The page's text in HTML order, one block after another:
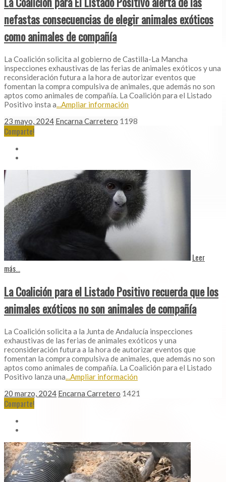
nefastas consecuencias de elegir animales exóticos
como animales de compañía
La Coalición solicita al gobierno de Castilla-La Mancha
inspecciones exhaustivas de las ferias de animales exóticos y una
reconsideración futura a la hora de autorizar eventos que
fomentan la compra compulsiva de animales, que además no son
aptos como animales de compañía. La Coalición para el Listado
Positivo insta a...Ampliar información
23 mayo, 2024 Encarna Carretero 1198
Comparte!
Leer
más...
La Coalición para el Listado Positivo recuerda que los
animales exóticos no son animales de compañía
La Coalición solicita a la Junta de Andalucía inspecciones
exhaustivas de las ferias de animales exóticos y una
reconsideración futura a la hora de autorizar eventos que
fomentan la compra compulsiva de animales, que además no son
aptos como animales de compañía. La Coalición para el Listado
Positivo lanza una...Ampliar información
20 marzo, 2024 Encarna Carretero 1421
Comparte!